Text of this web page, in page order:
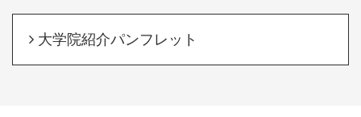
大学院紹介パンフレット